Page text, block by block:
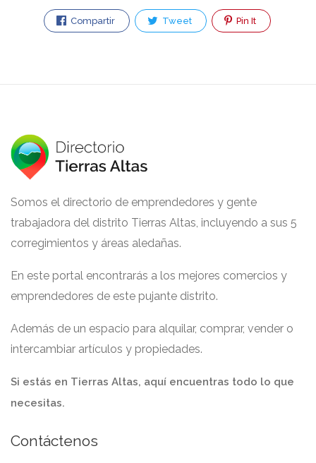
Compartir Tweet Pin It
Somos el directorio de emprendedores y gente
trabajadora del distrito Tierras Altas, incluyendo a sus 5
corregimientos y áreas aledañas.
En este portal encontrarás a los mejores comercios y
emprendedores de este pujante distrito.
Además de un espacio para alquilar, comprar, vender o
intercambiar artículos y propiedades.
Si estás en Tierras Altas, aquí encuentras todo lo que
necesitas.
Contáctenos